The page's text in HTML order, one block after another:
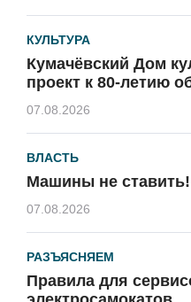
КУЛЬТУРА
Кумачёвский Дом
проект к 80-летию
07.08.2026
ВЛАСТЬ
Машины не ставить!
07.08.2026
РАЗЪЯСНЯЕМ
Правила для